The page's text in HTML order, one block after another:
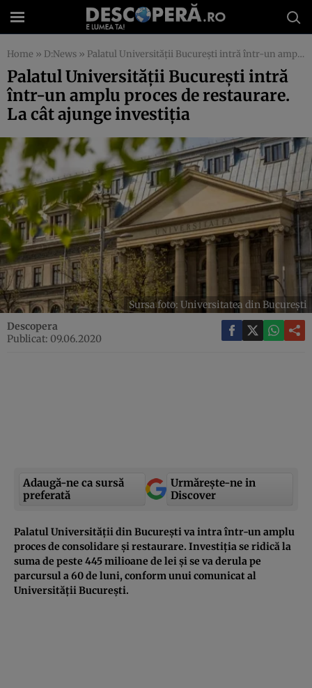
Home » D:News » Palatul Universității București intră într-un amplu proces de restaurare. La cât ajunge investiția
Palatul Universității București intră
într-un amplu proces de restaurare.
La cât ajunge investiția
Sursa foto: Universitatea din București
Descopera
Publicat: 09.06.2020
Adaugă-ne ca sursă
preferată
Urmărește-ne in
Discover
Palatul Universității din București va intra într-un amplu
proces de consolidare și restaurare. Investiția se ridică la
suma de peste 445 milioane de lei și se va derula pe
parcursul a 60 de luni, conform unui comunicat al
Universității București.